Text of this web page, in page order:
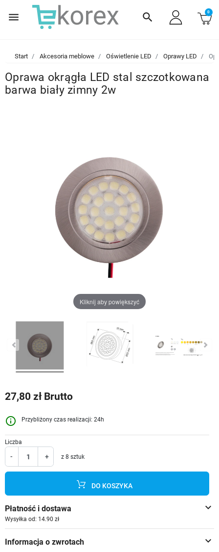
menu search 0
Start Akcesoria meblowe Oświetlenie LED Oprawy LED
Oprawa okrągła LED stal szczotkowana
barwa biały zimny 2w
Kliknij aby powiększyć
27,80 zł Brutto
info_outline Przybliżony czas realizacji: 24h
Liczba
- + z 8 sztuk
DO KOSZYKA
keyboard_arrow_down
Płatność i dostawa
Wysyłka od: 14.90 zł
keyboard_arrow_down
Informacja o zwrotach